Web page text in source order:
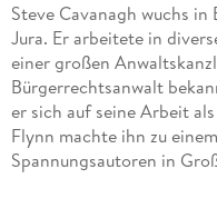
Steve Cavanagh wuchs
Jura. Er arbeitete in
einer großen
Bürgerrechtsanwalt
er sich auf seine Arbeit
Flynn machte ihn zu
Spannungsautoren in